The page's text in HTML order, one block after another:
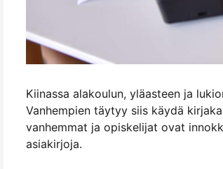
Kiinassa alakoulun, yläasteen ja
Vanhempien täytyy siis käydä
vanhemmat ja opiskelijat ovat
asiakirjoja.